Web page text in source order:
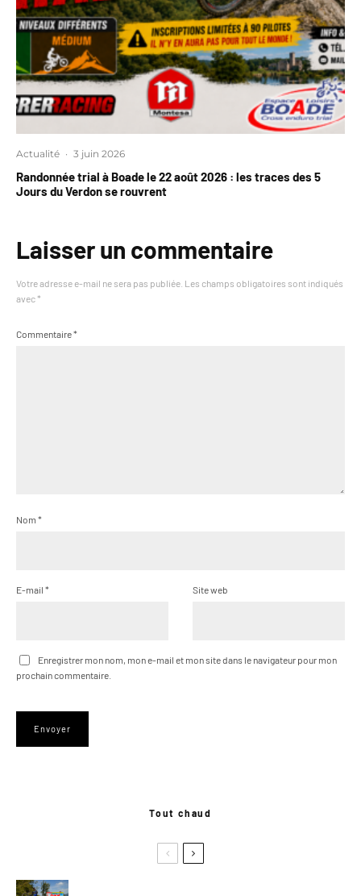
Actualité · 3 juin 2026
Randonnée trial à Boade le 22 août 2026 : les traces des 5
Jours du Verdon se rouvrent
Laisser un commentaire
Votre adresse e-mail ne sera pas publiée. Les champs obligatoires sont indiqués
avec *
Commentaire*
Nom *
E-mail * Site web
Enregistrer mon nom, mon e-mail et mon site dans le navigateur pour mon
prochain commentaire.
Tout chaud